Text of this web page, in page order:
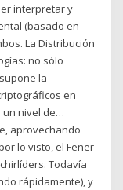
interpretar y
(basado en
La Distribución
no sólo
la
en
un nivel de…
aprovechando
lo visto, el Fener
Todavía
rápidamente), y